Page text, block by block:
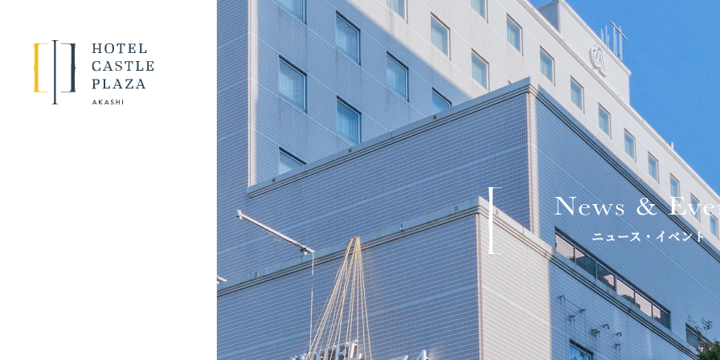
News &
ニュース・イベント